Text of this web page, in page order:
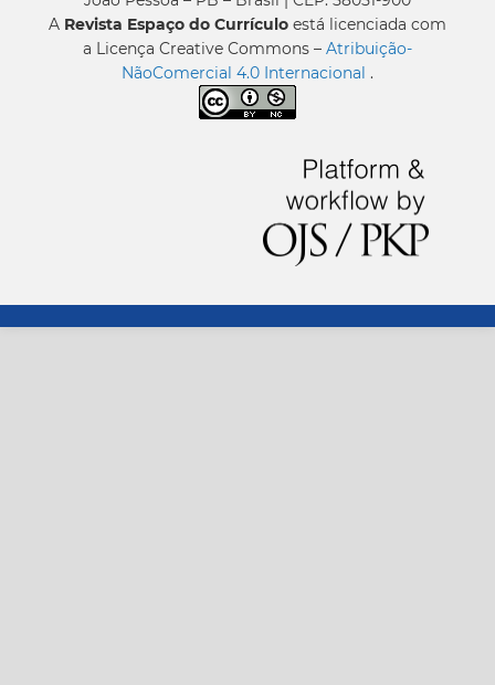
A Revista Espaço do Currículo está licenciada com
a Licença Creative Commons – Atribuição-
NãoComercial 4.0 Internacional .